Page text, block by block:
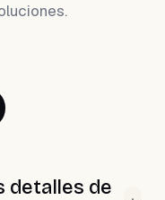
detalles de